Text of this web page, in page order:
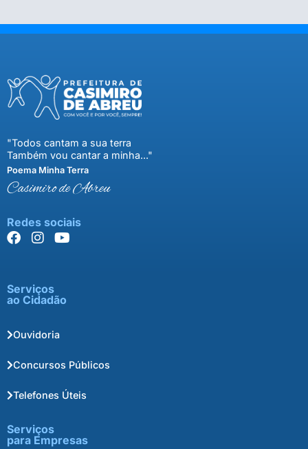
"Todos cantam a sua terra
Também vou cantar a minha..."
Poema Minha Terra
Casimiro de Abreu
Redes sociais
Serviços
ao Cidadão
Ouvidoria
Concursos Públicos
Telefones Úteis
Serviços
para Empresas